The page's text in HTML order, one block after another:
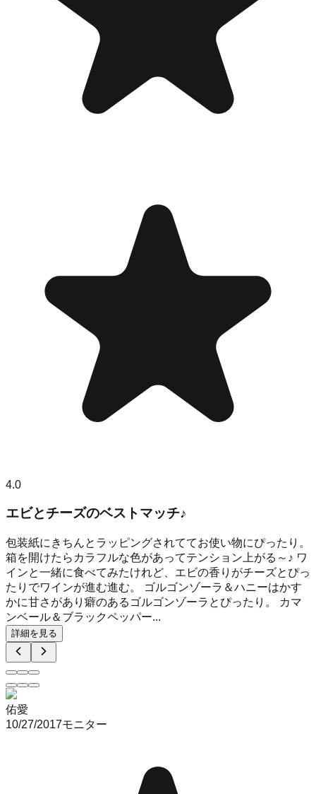
4.0
エビとチーズのベストマッチ♪
包装紙にきちんとラッピングされててお使い物にぴったり。
箱を開けたらカラフルな色があってテンション上がる～♪ ワ
インと一緒に食べてみたけれど、エビの香りがチーズとぴっ
たりでワインが進む進む。 ゴルゴンゾーラ＆ハニーはかす
かに甘さがあり癖のあるゴルゴンゾーラとぴったり。 カマ
ンベール＆ブラックペッパー...
詳細を見る
佑愛
10/27/2017モニター